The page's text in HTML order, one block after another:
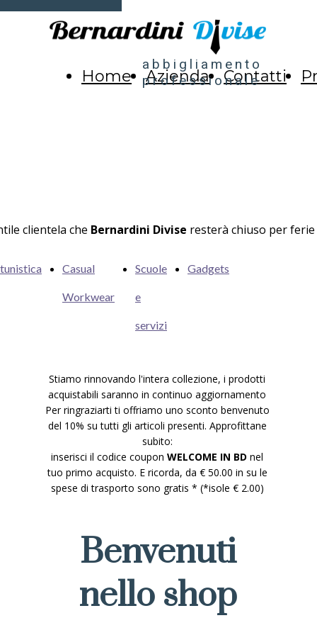
abbigliamento
professionale
Home Azienda Contatti
Casual
Workwear
Scuole
e
servizi
Gadgets
clientela che Bernardini Divise resterà chiuso per ferie
Stiamo rinnovando l'intera collezione, i prodotti
acquistabili saranno in continuo aggiornamento
Per ringraziarti ti offriamo uno sconto benvenuto
del 10% su tutti gli articoli presenti. Approfittane
subito:
inserisci il codice coupon WELCOME IN BD nel
tuo primo acquisto. E ricorda, da € 50.00 in su le
spese di trasporto sono gratis * (*isole € 2.00)
Benvenuti
nello shop